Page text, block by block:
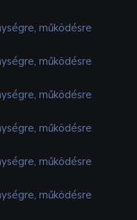
működésre
működésre
működésre
működésre
működésre
működésre